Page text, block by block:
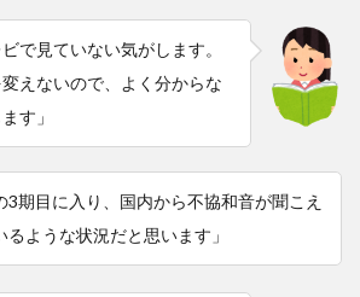
で見ていない気がします。
えないので、よく分からな
す」
3期目に入り、国内から不協和音が聞こえ
るような状況だと思います」